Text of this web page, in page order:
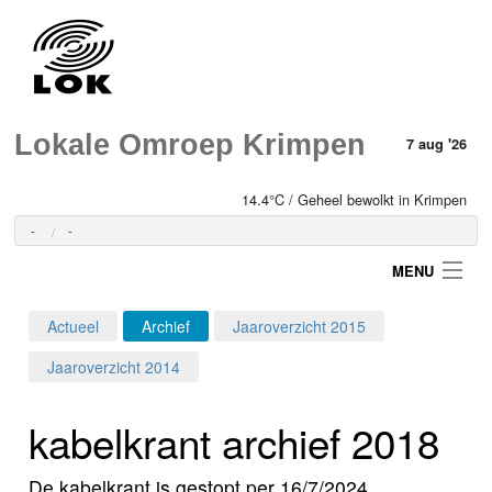
Lokale Omroep Krimpen 7 aug '26
14.4°C / Geheel bewolkt in Krimpen
- -
MENU
Programma's
Actueel Archief
Jaaroverzicht 2015
Jaaroverzicht 2014
kabelkrant archief 2018